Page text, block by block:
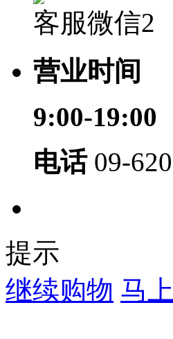
客服微信2
营业时间
9:00-19:00
电话09-
提示
继续购物 马